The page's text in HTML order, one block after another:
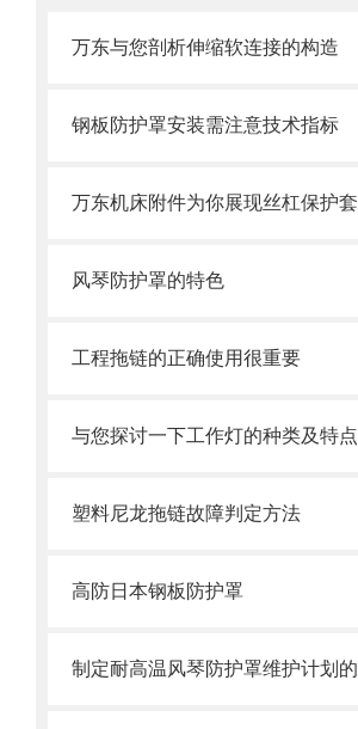
万东与您剖析伸缩软连接的构造
钢板防护罩安装需注意技术指标
风琴防护罩的特色
工程拖链的正确使用很重要
与您探讨一下工作灯的种类及特点
塑料尼龙拖链故障判定方法
高防日本钢板防护罩